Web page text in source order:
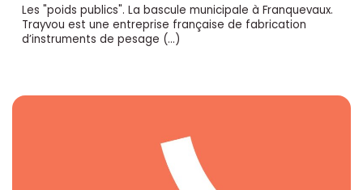
Les "poids publics". La bascule municipale à Franquevaux.
Trayvou est une entreprise française de fabrication
d’instruments de pesage (…)